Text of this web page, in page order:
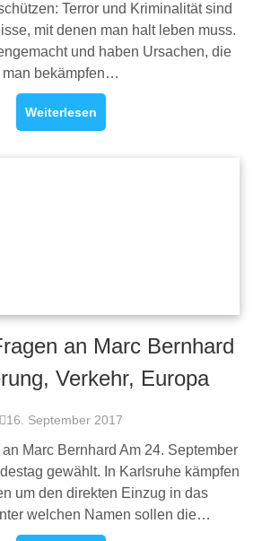
Terror und Kriminalität sind
mit denen man halt leben muss.
und haben Ursachen, die
man bekämpfen…
Weiterlesen
an Marc Bernhard
Verkehr, Europa
16. September 2017
Marc Bernhard Am 24. September
gewählt. In Karlsruhe kämpfen
um den direkten Einzug in das
welchen Namen sollen die…